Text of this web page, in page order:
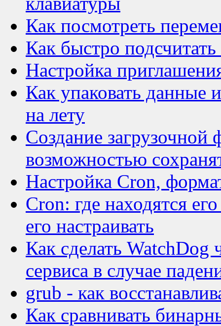
Как посмотреть
Как быстро
Настройка
Как упаковать данные
на лету
Создание
возможностью
Настройка Cron,
Cron: где находятся
его настраивать
Как сделать WatchDog
сервиса в случае
grub - как
Как сравнивать